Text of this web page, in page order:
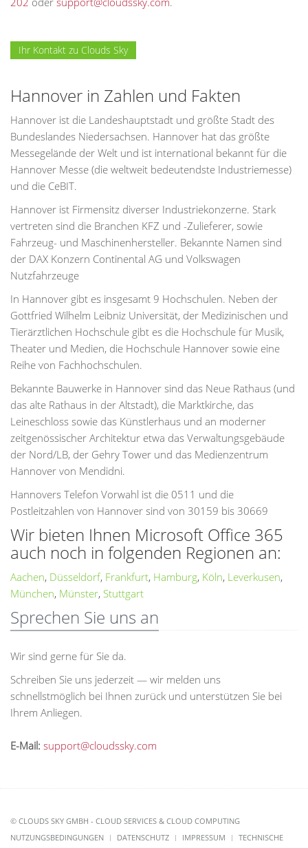
Ihr Kontakt zu Clouds Sky
Hannover in Zahlen und Fakten
Hannover ist die Landeshauptstadt und größte Stadt des
Bundeslandes Niedersachsen. Hannover hat das größte
Messegelände der Welt und ist international bekannt für die
Hannover Messe (die weltweit bedeutendste Industriemesse)
und die CeBIT.
Hannover ist Firmensitz diverser Industriekonzerne. Stark
vertreten sind die Branchen KFZ und -Zulieferer, sowie
Fahrzeug- und Maschinenhersteller. Bekannte Namen sind
der DAX Konzern Continental AG und Volkswagen
Nutzfahrzeuge
In Hannover gibt es insgesamt 9 Hochschulen. Neben der
Gottfried Wilhelm Leibniz Universität, der Medizinischen und
Tierärztlichen Hochschule gibt es die Hochschule für Musik,
Theater und Medien, die Hochschule Hannover sowie eine
Reihe von Fachhochschulen.
Bekannte Bauwerke in Hannover sind das Neue Rathaus (und
das alte Rathaus in der Altstadt), die Marktkirche, das
Leineschloss sowie das Künstlerhaus und an moderner
zeitgenössischer Architektur etwa das Verwaltungsgebäude
der Nord/LB, der Gehry Tower und das Medienzentrum
Hannover von Mendidni.
Hannovers Telefon Vorwahl ist die 0511 und die
Postleitzahlen von Hannover sind von 30159 bis 30669
Wir bieten Ihnen Microsoft Office 365
auch noch in folgenden Regionen an:
Aachen, Düsseldorf, Frankfurt, Hamburg, Köln, Leverkusen,
München, Münster, Stuttgart
Sprechen Sie uns an
Wir sind gerne für Sie da.
Schreiben Sie uns jederzeit — wir melden uns
schnellstmöglich bei Ihnen zurück und unterstützen Sie bei
Ihrem Anliegen.
E-Mail: support@cloudssky.com
© CLOUDS SKY GMBH - CLOUD SERVICES & CLOUD COMPUTING
NUTZUNGSBEDINGUNGEN
DATENSCHUTZ IMPRESSUM TECHNISCHE